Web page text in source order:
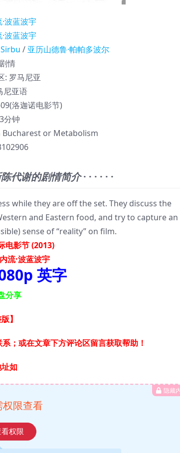
波蓝波宇
波蓝波宇
/ 亚历山德鲁·帕帕多波尔
剧情
: 罗马尼亚
尼亚语
洛迦诺电影节)
分钟
Bucharest or Metabolism
代谢的剧情简介· · · · · ·
while they are off the set. They discuss the
and Eastern food, and try to capture an
sense of “reality” on film.
电影节 (2013)
流·波蓝波宇
英字
分享
版】
；或在文章下方评论区留言获取帮助！
如
隐藏
限查看
权限